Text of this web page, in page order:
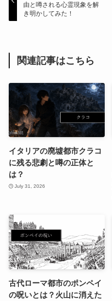
由と噂される心霊現象を解
き明かしてみた！
関連記事はこちら
イタリアの廃墟都市クラコ
に残る悲劇と噂の正体と
は？
July 31, 2026
古代ローマ都市のポンペイ
の呪いとは？火山に消えた